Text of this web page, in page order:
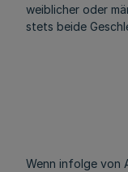
weiblicher oder
stets beide
Wenn infolge von